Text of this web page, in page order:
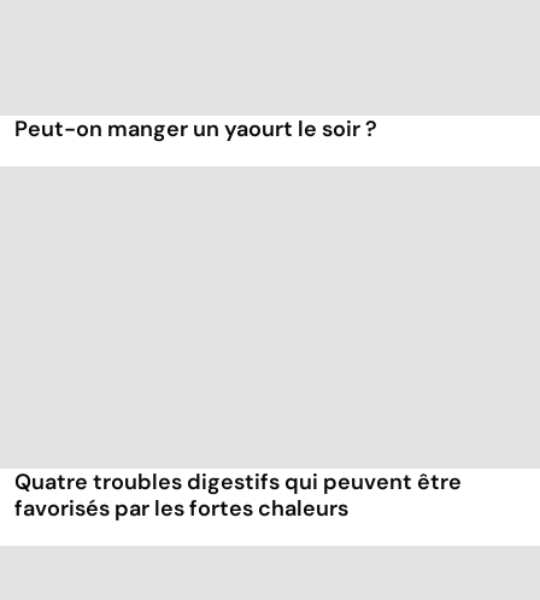
Peut-on manger un yaourt le soir ?
Quatre troubles digestifs qui peuvent être
favorisés par les fortes chaleurs